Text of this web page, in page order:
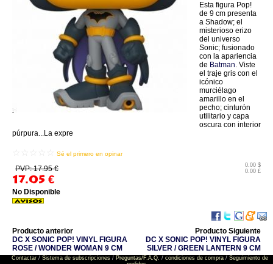
Esta figura Pop!
de 9 cm presenta
a Shadow; el
misterioso erizo
del universo
Sonic; fusionado
con la apariencia
de Batman. Viste
el traje gris con el
icónico
murciélago
amarillo en el
pecho; cinturón
utilitario y capa
oscura con interior
púrpura...La expre
Sé el primero en opinar
PVP: 17.95 €
17.05 €
0.00 $
0.00 £
No Disponible
Producto anterior
DC X SONIC POP! VINYL FIGURA
ROSE / WONDER WOMAN 9 CM
Producto Siguiente
DC X SONIC POP! VINYL FIGURA
SILVER / GREEN LANTERN 9 CM
Contactar/ Sistema de subscripciones/ Preguntas/F.A.Q. / condiciones de compra/ Seguimiento de